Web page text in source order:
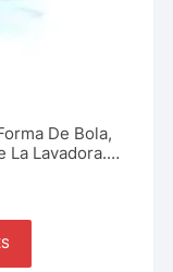
De Bola,
La Lavadora.